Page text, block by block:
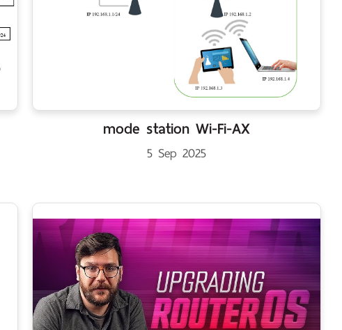
mode station Wi-Fi-AX
5 Sep 2025